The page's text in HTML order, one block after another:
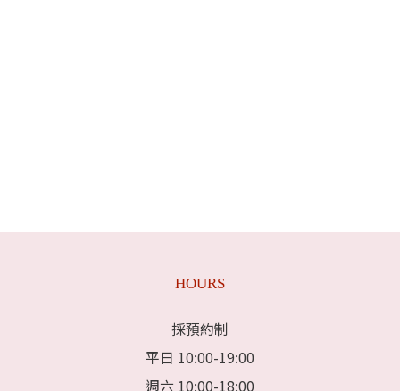
HOURS
採預約制
平日 10:00-19:00
週六 10:00-18:00